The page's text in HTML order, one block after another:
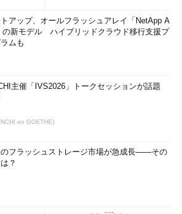
アップ、オールフラッシュアレイ「NetApp A
の新モデル ハイブリッドクラウド移行支援プ
ムも
主催「IVS2026」トークセッションが話題
on GOETHE)
のフラッシュストレージ市場が急成長――その
？